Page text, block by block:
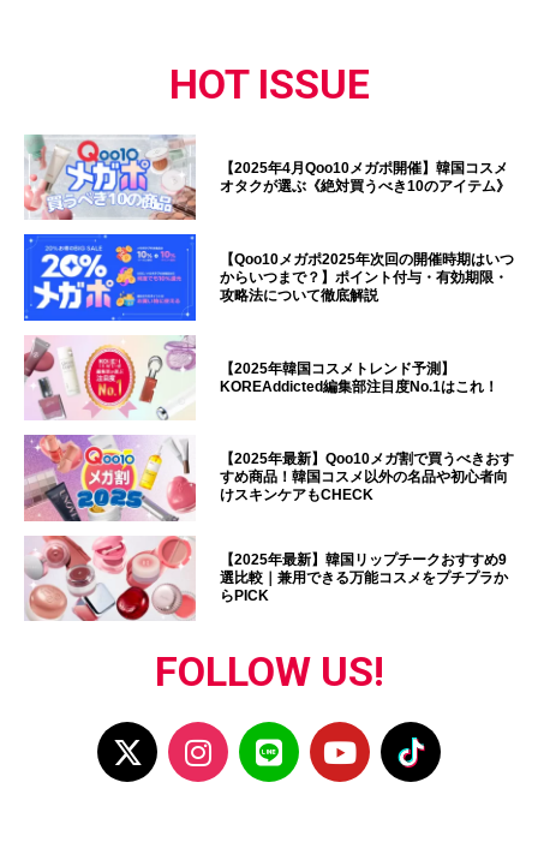
HOT ISSUE
【2025年4月Qoo10メガポ開催】韓国コスメ
オタクが選ぶ《絶対買うべき10のアイテム》
【Qoo10メガポ2025年次回の開催時期はいつ
からいつまで？】ポイント付与・有効期限・
攻略法について徹底解説
【2025年韓国コスメトレンド予測】
KOREAddicted編集部注目度No.1はこれ！
【2025年最新】Qoo10メガ割で買うべきおす
すめ商品！韓国コスメ以外の名品や初心者向
けスキンケアもCHECK
【2025年最新】韓国リップチークおすすめ9
選比較｜兼用できる万能コスメをプチプラか
らPICK
FOLLOW US!